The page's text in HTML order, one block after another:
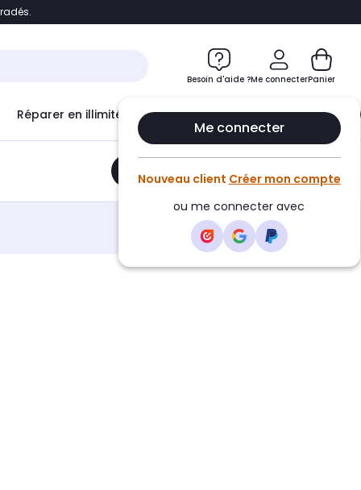
Accéder directement au chatbot
Besoin d'aide ?Me connecter
Me connecter
Nouveau client Créer mon compte
ou me connecter avec
Panier
Réparer en illimité avec Le Club Infinity
Ajouter au panier